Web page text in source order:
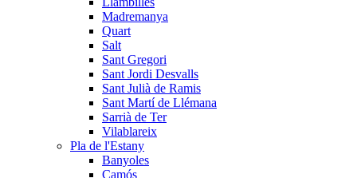
Madremanya
Quart
Salt
Sant Gregori
Sant Jordi Desvalls
Sant Julià de Ramis
Sant Martí de Llémana
Sarrià de Ter
Vilablareix
Pla de l'Estany
Banyoles
Camós